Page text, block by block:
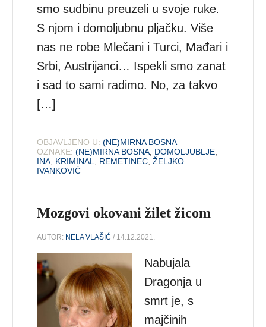
smo sudbinu preuzeli u svoje ruke.
S njom i domoljubnu pljačku. Više
nas ne robe Mlečani i Turci, Mađari i
Srbi, Austrijanci… Ispekli smo zanat
i sad to sami radimo. No, za takvo
[…]
OBJAVLJENO U: (NE)MIRNA BOSNA
OZNAKE: (NE)MIRNA BOSNA DOMOLJUBLJE
INA KRIMINAL REMETINEC ,ŽELJKO
IVANKOVIĆ
Mozgovi okovani žilet žicom
AUTOR: NELA VLAŠIĆ / 14.12.2021.
Nabujala
Dragonja u
smrt je, s
majčinih